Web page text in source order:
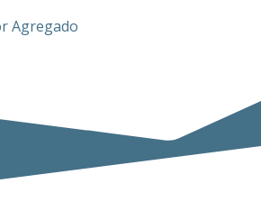
Agregado